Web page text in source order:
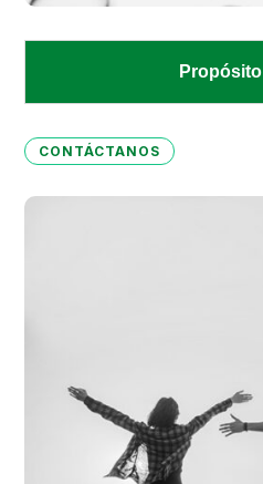
Propósito
CONTÁCTANOS